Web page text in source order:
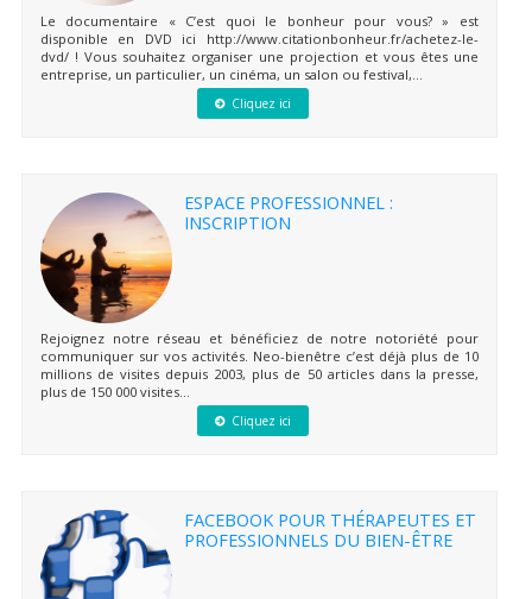
Le documentaire « C’est quoi le bonheur pour vous? » est
disponible en DVD ici http://www.citationbonheur.fr/achetez-le-
dvd/ ! Vous souhaitez organiser une projection et vous êtes une
entreprise, un particulier, un cinéma, un salon ou festival,...
Cliquez ici
ESPACE PROFESSIONNEL :
INSCRIPTION
Rejoignez notre réseau et bénéficiez de notre notoriété pour
communiquer sur vos activités. Neo-bienêtre c’est déjà plus de 10
millions de visites depuis 2003, plus de 50 articles dans la presse,
plus de 150 000 visites...
Cliquez ici
FACEBOOK POUR THÉRAPEUTES ET
PROFESSIONNELS DU BIEN-ÊTRE